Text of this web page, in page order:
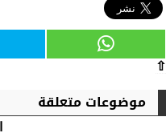
⇧
موضوعات متعلقة